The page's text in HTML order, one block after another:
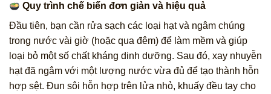
Quy trình chế biến đơn giản và hiệu quả
Đầu tiên, bạn cần rửa sạch các loại hạt và ngâm chúng
trong nước vài giờ (hoặc qua đêm) để làm mềm và giúp
loại bỏ một số chất kháng dinh dưỡng. Sau đó, xay nhuyễn
hạt đã ngâm với một lượng nước vừa đủ để tạo thành hỗn
hợp sệt. Đun sôi hỗn hợp trên lửa nhỏ, khuấy đều tay cho